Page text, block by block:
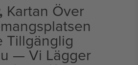
Kartan Över
Tillgänglig
— Vi Lägger